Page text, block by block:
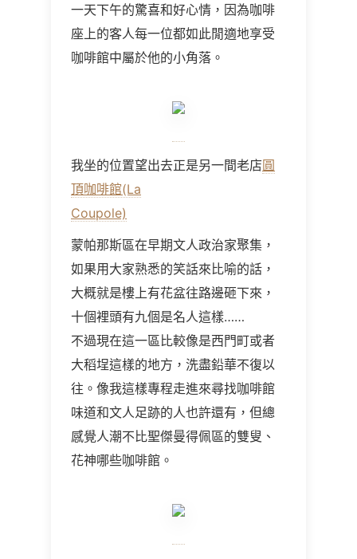
一天下午的驚喜和好心情，因為咖啡
座上的客人每一位都如此閒適地享受
咖啡館中屬於他的小角落。
我坐的位置望出去正是另一間老店圓
頂咖啡館(La
Coupole)
蒙帕那斯區在早期文人政治家聚集，
如果用大家熟悉的笑話來比喻的話，
大概就是樓上有花盆往路邊砸下來，
十個裡頭有九個是名人這樣……
不過現在這一區比較像是西門町或者
大稻埕這樣的地方，洗盡鉛華不復以
往。像我這樣專程走進來尋找咖啡館
味道和文人足跡的人也許還有，但總
感覺人潮不比聖傑曼得佩區的雙叟、
花神哪些咖啡館。